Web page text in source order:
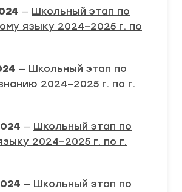
— Школьный этап по
языку 2024–2025 г. по
— Школьный этап по
2024–2025 г. по г.
— Школьный этап по
2024–2025 г. по г.
— Школьный этап по